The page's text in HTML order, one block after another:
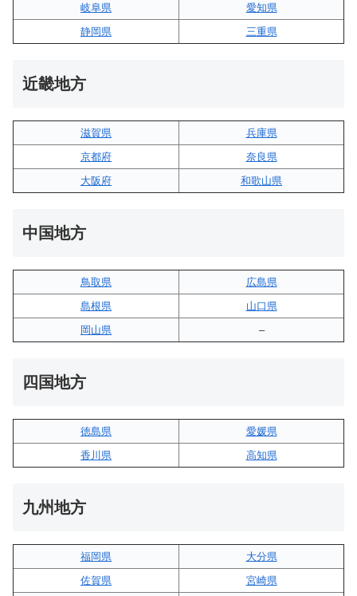
岐阜県
愛知県
静岡県
三重県
近畿地方
滋賀県
兵庫県
京都府
奈良県
大阪府
和歌山県
中国地方
鳥取県
広島県
島根県
山口県
岡山県
–
四国地方
徳島県
愛媛県
香川県
高知県
九州地方
福岡県
大分県
佐賀県
宮崎県